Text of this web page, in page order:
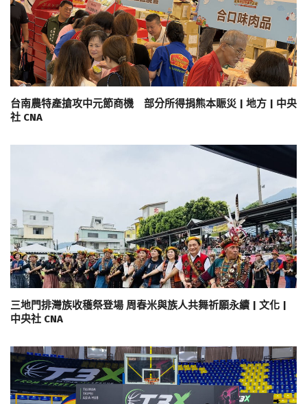
台南農特產搶攻中元節商機 部分所得捐熊本賑災 | 地方 | 中央
社 CNA
三地門排灣族收穫祭登場 周春米與族人共舞祈願永續 | 文化 |
中央社 CNA